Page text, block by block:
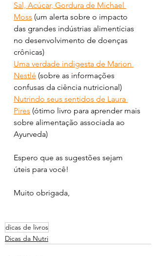
Sal, Acúcar, Gordura de Michael
Moss (um alerta sobre o impacto
das grandes indústrias alimentícias
no desenvolvimento de doenças
crônicas)
Uma verdade indigesta de Marion
Nestlé (sobre as informações
confusas da ciência nutricional)
Nutrindo seus sentidos de Laura
Pires (ótimo livro para aprender mais
sobre alimentação associada ao
Ayurveda)
Espero que as sugestões sejam
úteis para você!
Muito obrigada,
dicas de livros
Dicas da Nutri